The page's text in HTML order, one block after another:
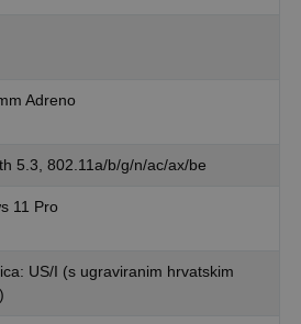
Adreno
5.3, 802.11a/b/g/n/ac/ax/be
11 Pro
US/I (s ugraviranim hrvatskim